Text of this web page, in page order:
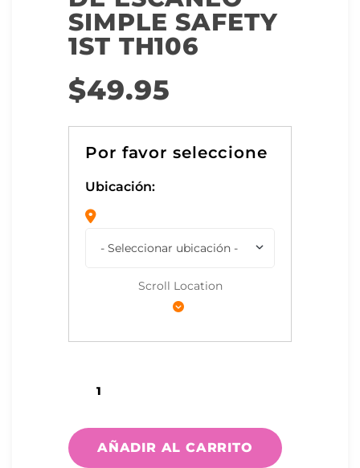
SIMPLE SAFETY
1ST TH106
$49.95
Ubicación:
Scroll Location
AÑADIR AL CARRITO